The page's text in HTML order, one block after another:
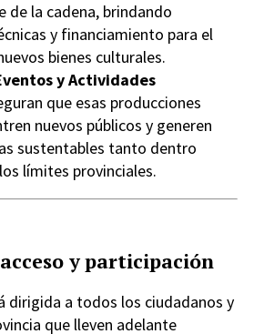
de la cadena, brindando
y financiamiento para el
bienes culturales.
y Actividades
que esas producciones
nuevos públicos y generen
sustentables tanto dentro
límites provinciales.
y participación
dirigida a todos los ciudadanos y
que lleven adelante